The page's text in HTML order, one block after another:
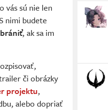
vás sú nie len
nimi budete
brániť, ak sa im
či obrázky
projektu,
alebo dopriať